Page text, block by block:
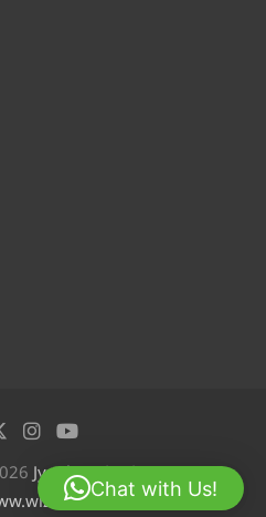
Jyotikan
Chat with Us!